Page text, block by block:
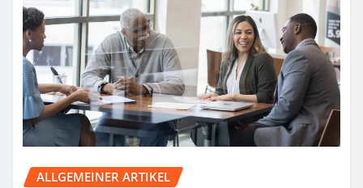
ALLGEMEINER ARTIKEL